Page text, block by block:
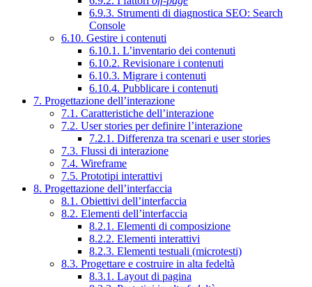
6.9.3. Strumenti di diagnostica SEO: Search
Console
6.10. Gestire i contenuti
6.10.1. L’inventario dei contenuti
6.10.2. Revisionare i contenuti
6.10.3. Migrare i contenuti
6.10.4. Pubblicare i contenuti
7. Progettazione dell’interazione
7.1. Caratteristiche dell’interazione
7.2. User stories per definire l’interazione
7.2.1. Differenza tra scenari e user stories
7.3. Flussi di interazione
7.4. Wireframe
7.5. Prototipi interattivi
8. Progettazione dell’interfaccia
8.1. Obiettivi dell’interfaccia
8.2. Elementi dell’interfaccia
8.2.1. Elementi di composizione
8.2.2. Elementi interattivi
8.2.3. Elementi testuali (microtesti)
8.3. Progettare e costruire in alta fedeltà
8.3.1. Layout di pagina